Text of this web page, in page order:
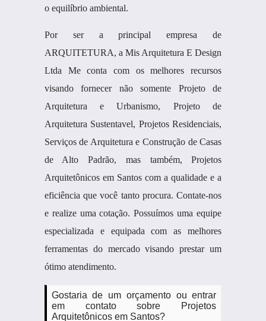
o equilíbrio ambiental.
Por ser a principal empresa de
ARQUITETURA, a Mis Arquitetura E Design
Ltda Me conta com os melhores recursos
visando fornecer não somente Projeto de
Arquitetura e Urbanismo, Projeto de
Arquitetura Sustentavel, Projetos Residenciais,
Serviços de Arquitetura e Construção de Casas
de Alto Padrão, mas também, Projetos
Arquitetônicos em Santos com a qualidade e a
eficiência que você tanto procura. Contate-nos
e realize uma cotação. Possuímos uma equipe
especializada e equipada com as melhores
ferramentas do mercado visando prestar um
ótimo atendimento.
Gostaria de um orçamento ou entrar
em contato sobre Projetos
Arquitetônicos em Santos?